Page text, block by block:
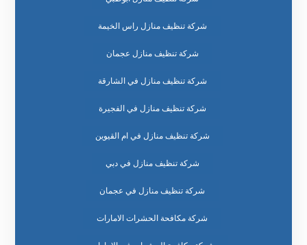
شركة تنظيف منازل راس الخيمة
شركة تنظيف منازل عجمان
شركة تنظيف منازل في الشارقة
شركة تنظيف منازل في الفجيرة
شركة تنظيف منازل في ام القيوين
شركة تنظيف منازل في دبي
شركة تنظيف منازل في عجمان
شركة مكافحة الحشرات الامارات